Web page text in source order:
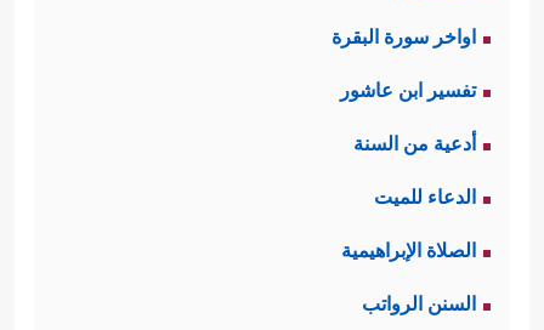
اواخر سورة البقرة
تفسير ابن عاشور
أدعية من السنة
الدعاء للميت
الصلاة الإبراهيمية
السنن الرواتب